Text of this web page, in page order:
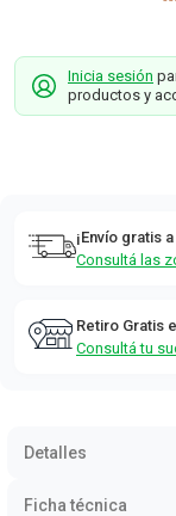
Inicia sesión
productos y
¡Envío gratis
Consultá las
Retiro Gratis
Consultá tu
Detalles
Ficha técnica